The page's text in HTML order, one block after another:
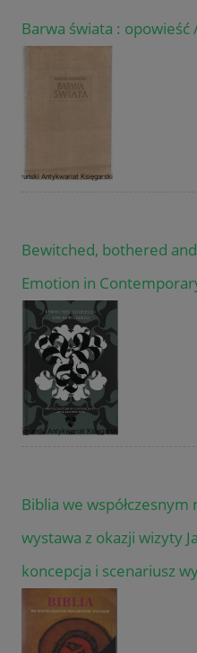
Barwa świata : opowieść
Bewitched, bothered
Emotion in
Biblia we
wystawa z okazji wizyty
koncepcja i scenariusz